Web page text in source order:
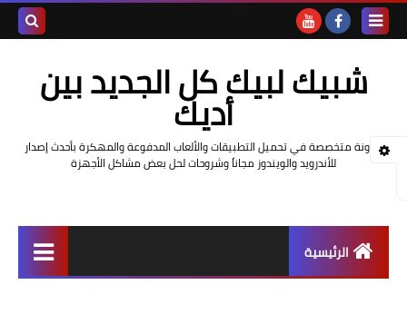
المدونةشبيك لبيك كل الجديد بين
أديك
مدونة متخصصة في تحميل التطبيقات والألعاب المدفوعة والمهكرة بأحدث إصدار
للأندرويد والويندوز مجاناً وشروحات لحل بعض مشاكل الأجهزة
الرئيسية